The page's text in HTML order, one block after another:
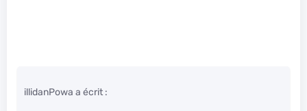
illidanPowa a écrit :